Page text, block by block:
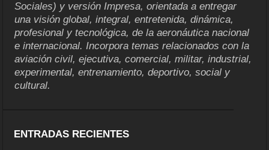
Sociales) y versión Impresa, orientada a entregar
una visión global, integral, entretenida, dinámica,
profesional y tecnológica, de la aeronáutica nacional
e internacional. Incorpora temas relacionados con la
aviación civil, ejecutiva, comercial, militar, industrial,
experimental, entrenamiento, deportivo, social y
cultural.
ENTRADAS RECIENTES